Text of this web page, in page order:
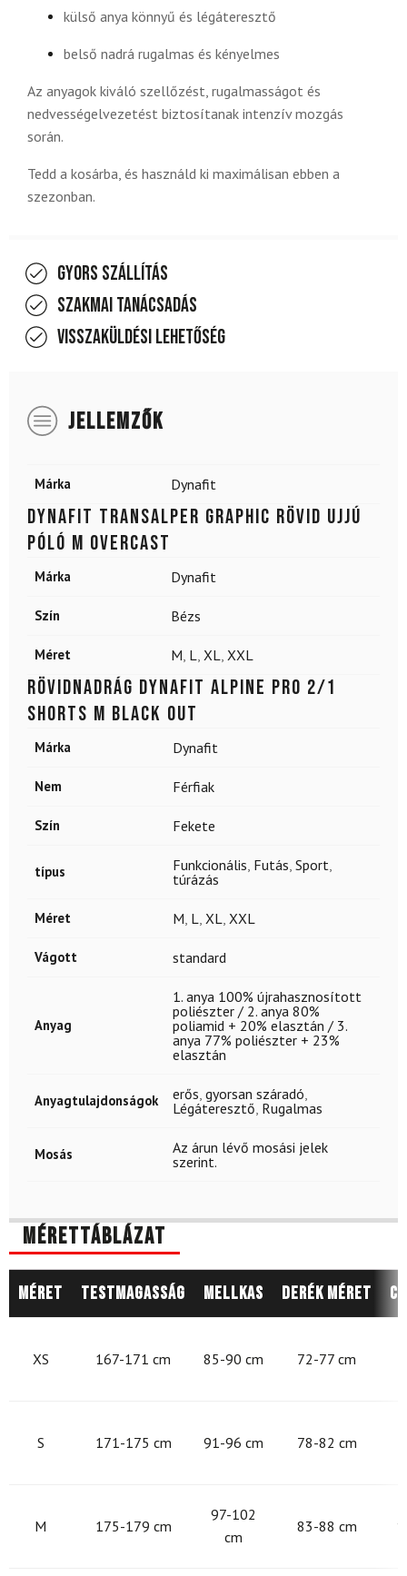
külső anya könnyű és légáteresztő
belső nadrá rugalmas és kényelmes
Az anyagok kiváló szellőzést, rugalmasságot és
nedvességelvezetést biztosítanak intenzív mozgás
során.
Tedd a kosárba, és használd ki maximálisan ebben a
szezonban.
Gyors szállítás
Szakmai tanácsadás
Visszaküldési lehetőség
JELLEMZŐK
Márka Dynafit
DYNAFIT Transalper Graphic rövid ujjú
póló M Overcast
Márka Dynafit
Szín Bézs
Méret M, L, XL, XXL
Rövidnadrág DYNAFIT Alpine Pro 2/1
Shorts M Black Out
Márka Dynafit
Nem Férfiak
Szín Fekete
típus Funkcionális, Futás, Sport,
túrázás
Méret M, L, XL, XXL
Vágott standard
Anyag
1. anya 100% újrahasznosított
poliészter / 2. anya 80%
poliamid + 20% elasztán / 3.
anya 77% poliészter + 23%
elasztán
Anyagtulajdonságok erős, gyorsan száradó,
Légáteresztő, Rugalmas
Mosás
Az árun lévő mosási jelek
szerint.
Mérettáblázat
Méret Testmagasság Mellkas Derék méret
XS 167-171 cm 85-90 cm 72-77 cm
S 171-175 cm 91-96 cm 78-82 cm
M 175-179 cm
97-102
cm
83-88 cm